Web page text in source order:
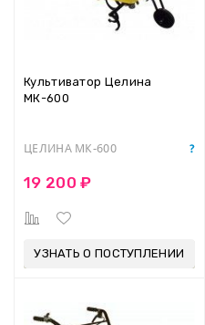
Культиватор Целина
МК-600
ЦЕЛИНА МК-600
19 200 ₽
УЗНАТЬ О ПОСТУПЛЕНИИ